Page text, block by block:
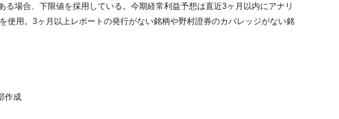
場合、下限値を採用している。今期経常利益予想は直近3ヶ月以内にアナリ
用。3ヶ月以上レポートの発行がない銘柄や野村證券のカバレッジがない銘
作成